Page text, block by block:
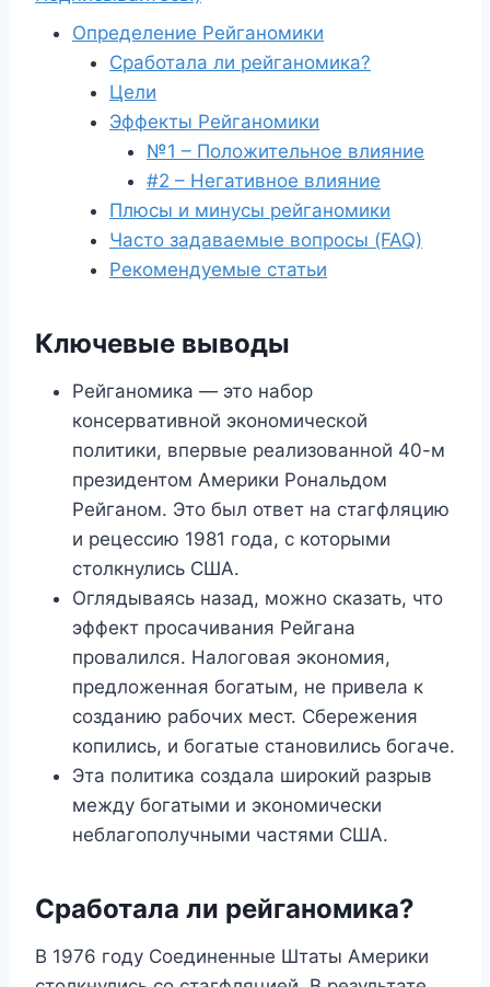
Определение Рейганомики
Сработала ли рейганомика?
Цели
Эффекты Рейганомики
№1 – Положительное влияние
#2 – Негативное влияние
Плюсы и минусы рейганомики
Часто задаваемые вопросы (FAQ)
Рекомендуемые статьи
Ключевые выводы
Рейганомика — это набор
консервативной экономической
политики, впервые реализованной 40-м
президентом Америки Рональдом
Рейганом. Это был ответ на стагфляцию
и рецессию 1981 года, с которыми
столкнулись США.
Оглядываясь назад, можно сказать, что
эффект просачивания Рейгана
провалился. Налоговая экономия,
предложенная богатым, не привела к
созданию рабочих мест. Сбережения
копились, и богатые становились богаче.
Эта политика создала широкий разрыв
между богатыми и экономически
неблагополучными частями США.
Сработала ли рейганомика?
В 1976 году Соединенные Штаты Америки